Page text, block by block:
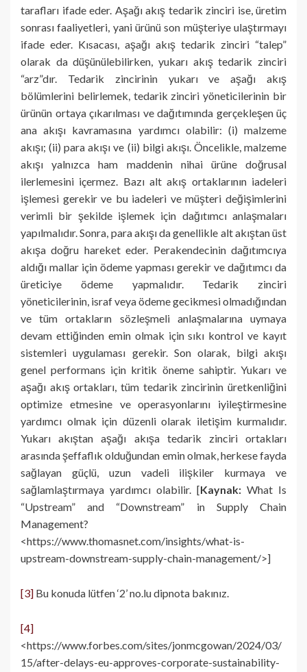
tarafları ifade eder. Aşağı akış tedarik zinciri ise, üretim
sonrası faaliyetleri, yani ürünü son müşteriye ulaştırmayı
ifade eder. Kısacası, aşağı akış tedarik zinciri “talep”
olarak da düşünülebilirken, yukarı akış tedarik zinciri
“arz”dır. Tedarik zincirinin yukarı ve aşağı akış
bölümlerini belirlemek, tedarik zinciri yöneticilerinin bir
ürünün ortaya çıkarılması ve dağıtımında gerçekleşen üç
ana akışı kavramasına yardımcı olabilir: (i) malzeme
akışı; (ii) para akışı ve (ii) bilgi akışı. Öncelikle, malzeme
akışı yalnızca ham maddenin nihai ürüne doğrusal
ilerlemesini içermez. Bazı alt akış ortaklarının iadeleri
işlemesi gerekir ve bu iadeleri ve müşteri değişimlerini
verimli bir şekilde işlemek için dağıtımcı anlaşmaları
yapılmalıdır. Sonra, para akışı da genellikle alt akıştan üst
akışa doğru hareket eder. Perakendecinin dağıtımcıya
aldığı mallar için ödeme yapması gerekir ve dağıtımcı da
üreticiye ödeme yapmalıdır. Tedarik zinciri
yöneticilerinin, israf veya ödeme gecikmesi olmadığından
ve tüm ortakların sözleşmeli anlaşmalarına uymaya
devam ettiğinden emin olmak için sıkı kontrol ve kayıt
sistemleri uygulaması gerekir. Son olarak, bilgi akışı
genel performans için kritik öneme sahiptir. Yukarı ve
aşağı akış ortakları, tüm tedarik zincirinin üretkenliğini
optimize etmesine ve operasyonlarını iyileştirmesine
yardımcı olmak için düzenli olarak iletişim kurmalıdır.
Yukarı akıştan aşağı akışa tedarik zinciri ortakları
arasında şeffaflık olduğundan emin olmak, herkese fayda
sağlayan güçlü, uzun vadeli ilişkiler kurmaya ve
sağlamlaştırmaya yardımcı olabilir. [Kaynak: What Is
“Upstream” and “Downstream” in Supply Chain
Management?
<https://www.thomasnet.com/insights/what-is-
upstream-downstream-supply-chain-management/>]
[3] Bu konuda lütfen ‘2’ no.lu dipnota bakınız.
[4]
<https://www.forbes.com/sites/jonmcgowan/2024/03/
15/after-delays-eu-approves-corporate-sustainability-